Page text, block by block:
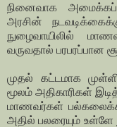
நினைவாக
அரசின்
நுழைவாயிலில்
வருவதால் பரபரப்பான
முதல் கட்டமாக
மூலம் அதிகாரிகள்
மாணவர்கள்
அதில் பலரையும்